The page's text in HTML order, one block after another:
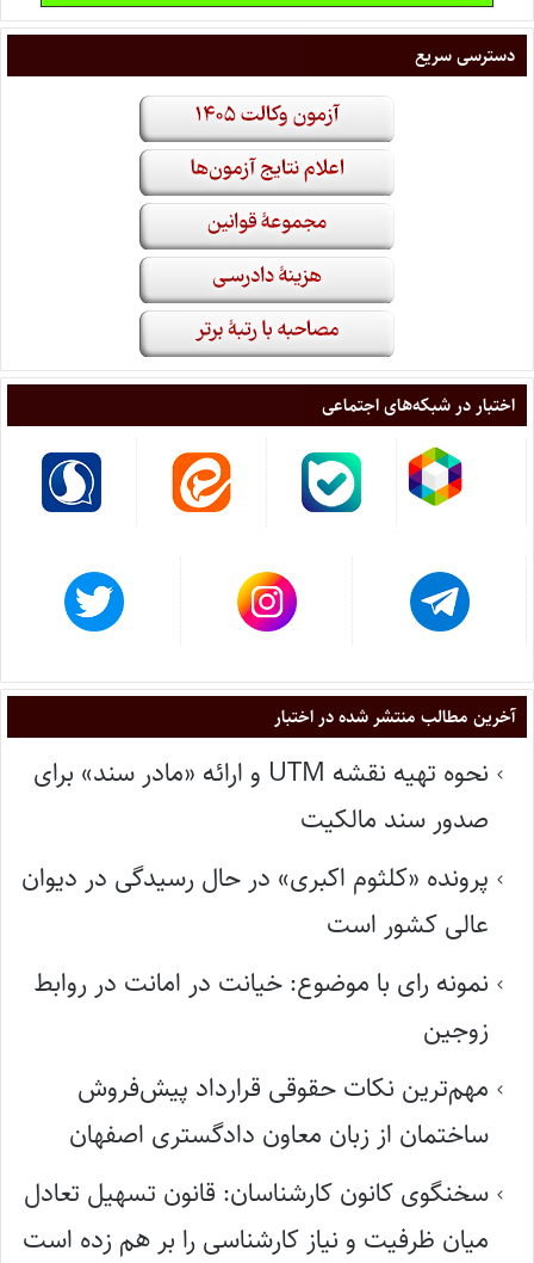
دسترسی سریع
اختبار در شبکه‌های اجتماعی
آخرین مطالب منتشر شده در اختبار
نحوه تهیه نقشه UTM و ارائه «مادر سند» برای
صدور سند مالکیت
پرونده «کلثوم اکبری» در حال رسیدگی در دیوان
عالی کشور است
نمونه رای با موضوع: خیانت در امانت در روابط
زوجین
مهم‌ترین نکات حقوقی قرارداد پیش‌فروش
ساختمان از زبان معاون دادگستری اصفهان
سخنگوی کانون کارشناسان: قانون تسهیل تعادل
میان ظرفیت و نیاز کارشناسی را بر هم زده است